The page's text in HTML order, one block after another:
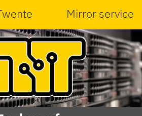
Mirror service